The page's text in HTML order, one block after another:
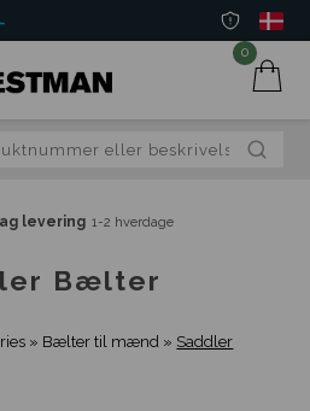
0
levering 1-2 hverdage
Bælter
» Bælter til mænd » Saddler